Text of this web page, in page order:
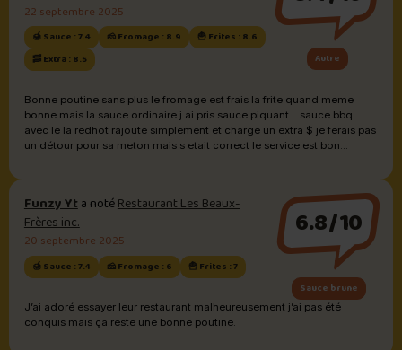
22 septembre 2025
🍯 Sauce : 7.4 🧀 Fromage : 8.9
🍟 Frites : 8.6
🥓 Extra : 8.5
Autre
Bonne poutine sans plus le fromage est frais la frite quand meme
bonne mais la sauce ordinaire j ai pris sauce piquant....sauce bbq
avec le la redhot rajoute simplement et charge un extra $ je ferais pas
un détour pour sa meton mais s etait correct le service est bon...
Funzy Yta notéRestaurant Les Beaux-
Frères inc.
20 septembre 2025
🍯 Sauce : 7.4 🧀 Fromage : 6 🍟 Frites : 7
6.8/10
Sauce brune
J’ai adoré essayer leur restaurant malheureusement j’ai pas été
conquis mais ça reste une bonne poutine.